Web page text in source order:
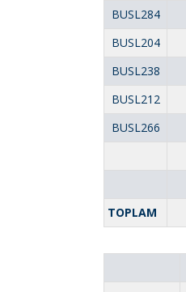
BUSL284
BUSL204
BUSL238
BUSL212
BUSL266
TOPLAM